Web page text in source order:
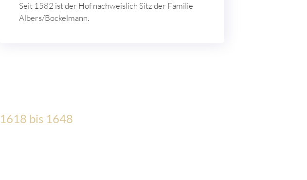
Seit 1582 ist der Hof nachweislich Sitz der Familie
Albers/Bockelmann.
1618 bis 1648